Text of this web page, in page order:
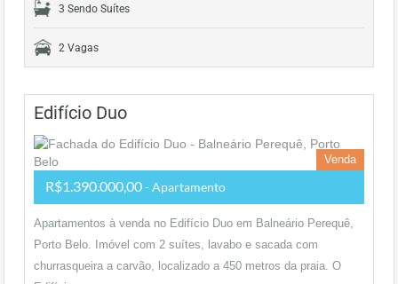
3 Sendo Suítes
2 Vagas
Edifício Duo
Venda
R$1.390.000,00- Apartamento
Apartamentos à venda no Edifício Duo em Balneário Perequê,
Porto Belo. Imóvel com 2 suítes, lavabo e sacada com
churrasqueira a carvão, localizado a 450 metros da praia. O